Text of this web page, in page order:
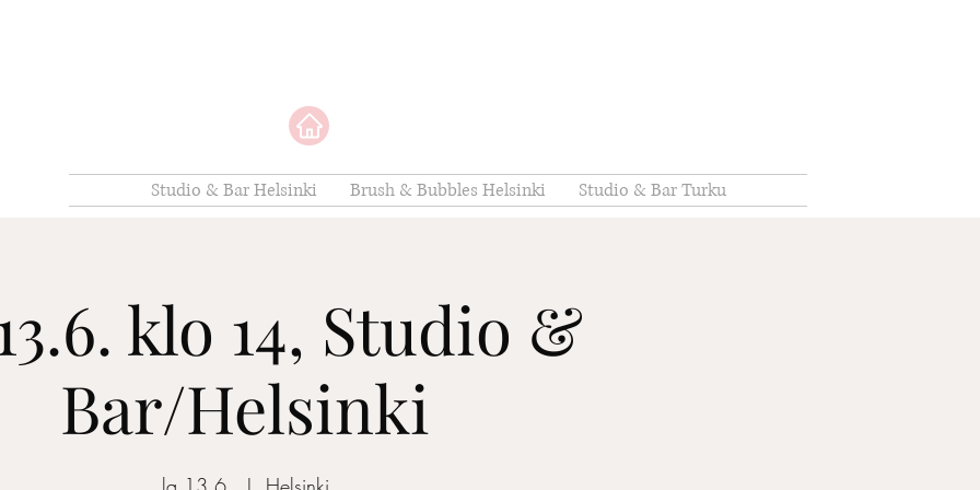
Studio & Bar Helsinki Brush & Bubbles Helsinki Studio & Bar Turku
klo 14, Studio &
Bar/Helsinki